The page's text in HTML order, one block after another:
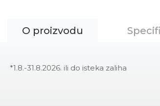
O proizvodu
*1.8.-31.8.2026. ili do isteka zaliha